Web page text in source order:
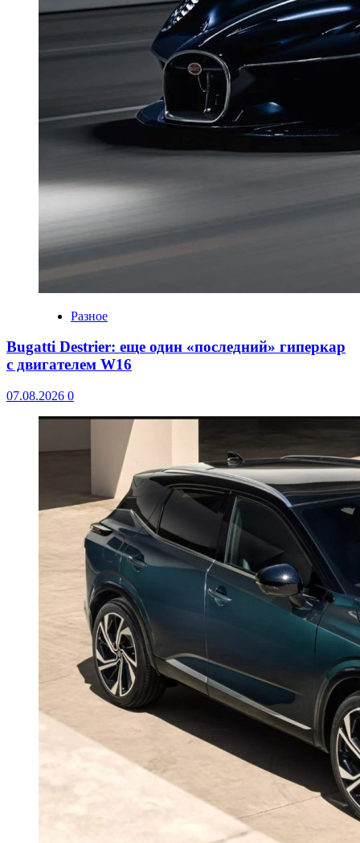
Разное
Bugatti Destrier: еще один «последний» гиперкар
с двигателем W16
07.08.2026 0